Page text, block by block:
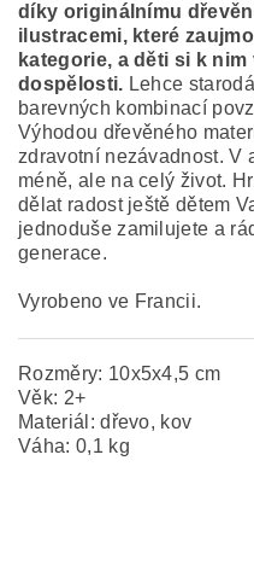
díky originálnímu
ilustracemi, které
kategorie, a děti si k
dospělosti. Lehce
barevných kombinací
Výhodou dřevěného
zdravotní nezávadnost. V
méně, ale na celý život.
dělat radost ještě dětem
jednoduše zamilujete a
generace.
Vyrobeno ve Francii.
Rozměry: 10x5x4,5 cm
Věk: 2+
Materiál: dřevo, kov
Váha: 0,1 kg